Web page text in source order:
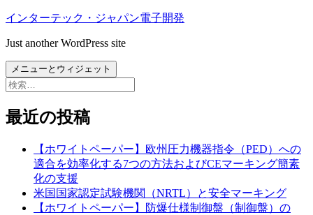
コ
テ
ン
ツ
へ
キ
インターテック・ジャパン電子開発
Just another WordPress site
メニューとウィジェット
検
最近の投稿
【ホワイトペーパー】欧州圧力機器指令（PED）への
適合を効率化する7つの方法およびCEマーキング簡素
化の支援
米国国家認定試験機関（NRTL）と安全マーキング
【ホワイトペーパー】防爆仕様制御盤（制御盤）の